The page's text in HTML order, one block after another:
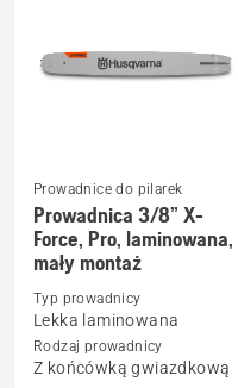
mały
montaż
Zobacz
więcej
szczegółów
Prowadnica
3/8”
Prowadnice do pilarek
Prowadnica 3/8” X-
Force, Pro, laminowana,
mały montaż
Typ prowadnicy
Lekka laminowana
Rodzaj prowadnicy
Z końcówką gwiazdkową